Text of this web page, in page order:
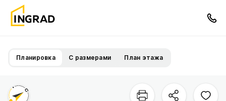
Планировка С размерами План этажа